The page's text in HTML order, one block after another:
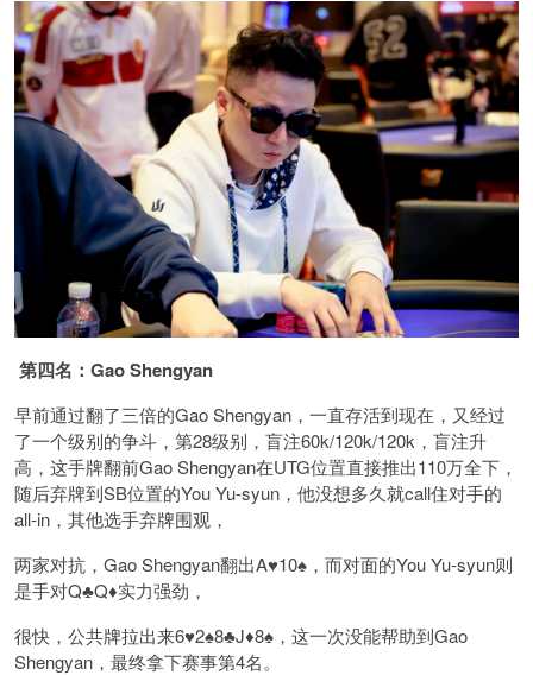
第四名：Gao Shengyan
早前通过翻了三倍的Gao Shengyan，一直存活到现在，又经过
了一个级别的争斗，第28级别，盲注60k/120k/120k，盲注升
高，这手牌翻前Gao Shengyan在UTG位置直接推出110万全下，
随后弃牌到SB位置的You Yu-syun，他没想多久就call住对手的
all-in，其他选手弃牌围观，
两家对抗，Gao Shengyan翻出A♥️10♠️，而对面的You Yu-syun则
是手对Q♣️Q♦️实力强劲，
很快，公共牌拉出来6♥️2♠️8♣️J♦️8♠️，这一次没能帮助到Gao
Shengyan，最终拿下赛事第4名。